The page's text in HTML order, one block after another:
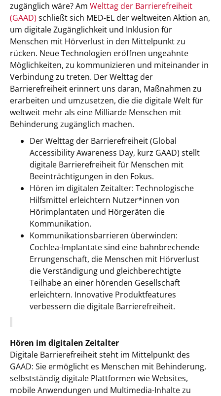
zugänglich wäre? Am Welttag der Barrierefreiheit
(GAAD) schließt sich MED-EL der weltweiten Aktion an,
um digitale Zugänglichkeit und Inklusion für
Menschen mit Hörverlust in den Mittelpunkt zu
rücken. Neue Technologien eröffnen ungeahnte
Möglichkeiten, zu kommunizieren und miteinander in
Verbindung zu treten. Der Welttag der
Barrierefreiheit erinnert uns daran, Maßnahmen zu
erarbeiten und umzusetzen, die die digitale Welt für
weltweit mehr als eine Milliarde Menschen mit
Behinderung zugänglich machen.
Der Welttag der Barrierefreiheit (Global
Accessibility Awareness Day, kurz GAAD) stellt
digitale Barrierefreiheit für Menschen mit
Beeinträchtigungen in den Fokus.
Hören im digitalen Zeitalter: Technologische
Hilfsmittel erleichtern Nutzer*innen von
Hörimplantaten und Hörgeräten die
Kommunikation.
Kommunikationsbarrieren überwinden:
Cochlea-Implantate sind eine bahnbrechende
Errungenschaft, die Menschen mit Hörverlust
die Verständigung und gleichberechtigte
Teilhabe an einer hörenden Gesellschaft
erleichtern. Innovative Produktfeatures
verbessern die digitale Barrierefreiheit.
Hören im digitalen Zeitalter
Digitale Barrierefreiheit steht im Mittelpunkt des
GAAD: Sie ermöglicht es Menschen mit Behinderung,
selbstständig digitale Plattformen wie Websites,
mobile Anwendungen und Multimedia-Inhalte zu